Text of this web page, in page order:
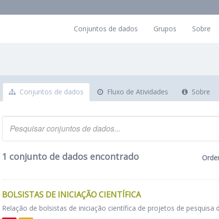
Conjuntos de dados Grupos Sobre
Conjuntos de dados Fluxo de Atividades Sobre
1 conjunto de dados encontrado
BOLSISTAS DE INICIAÇÃO CIENTÍFICA
Relação de bolsistas de iniciação científica de projetos de pesquisa